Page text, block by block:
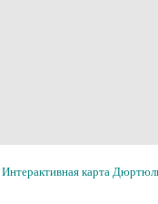
Интерактивная карта